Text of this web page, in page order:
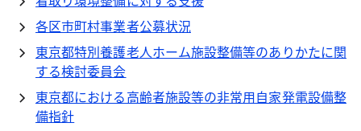
各区市町村事業者公募状況
東京都特別養護老人ホーム施設整備等のありかたに関
する検討委員会
東京都における高齢者施設等の非常用自家発電設備整
備指針